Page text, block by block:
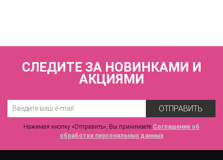
СЛЕДИТЕ ЗА НОВИНКАМИ И
АКЦИЯМИ
ОТПРАВИТЬ
Нажимая кнопку «Отправить», Вы принимаете Соглашение об
обработке персональных данных